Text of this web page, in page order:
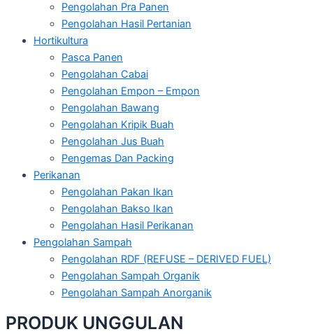
Pengolahan Pra Panen
Pengolahan Hasil Pertanian
Hortikultura
Pasca Panen
Pengolahan Cabai
Pengolahan Empon – Empon
Pengolahan Bawang
Pengolahan Kripik Buah
Pengolahan Jus Buah
Pengemas Dan Packing
Perikanan
Pengolahan Pakan Ikan
Pengolahan Bakso Ikan
Pengolahan Hasil Perikanan
Pengolahan Sampah
Pengolahan RDF (REFUSE – DERIVED FUEL)
Pengolahan Sampah Organik
Pengolahan Sampah Anorganik
PRODUK UNGGULAN